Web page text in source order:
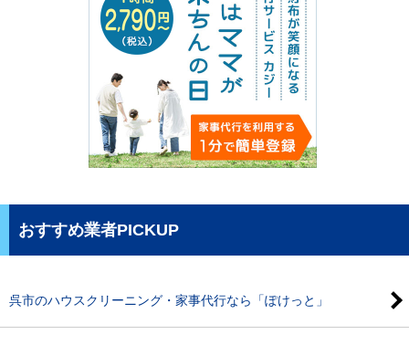
おすすめ業者PICKUP
呉市のハウスクリーニング・家事代行なら「ぽけっと」